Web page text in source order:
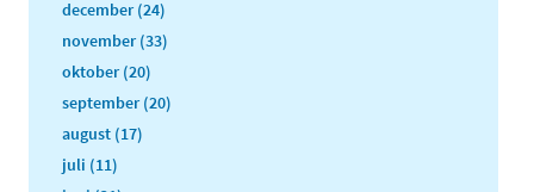
december (24)
november (33)
oktober (20)
september (20)
august (17)
juli (11)